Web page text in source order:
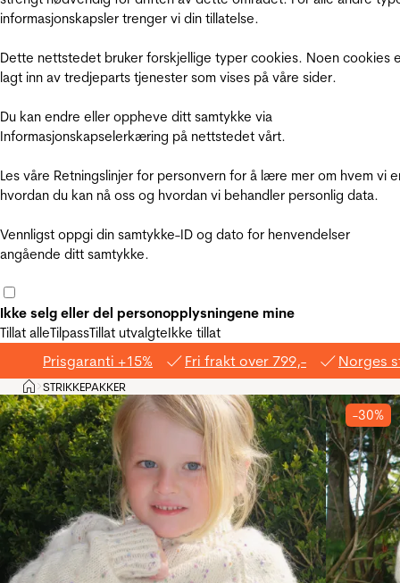
informasjonskapsler trenger vi din tillatelse.
Dette nettstedet bruker forskjellige typer cookies. Noen cookies
lagt inn av tredjeparts tjenester som vises på våre sider.
Du kan endre eller oppheve ditt samtykke via
Informasjonskapselerkæring på nettstedet vårt.
Les våre Retningslinjer for personvern for å lære mer om hvem vi
hvordan du kan nå oss og hvordan vi behandler personlig data.
Vennligst oppgi din samtykke-ID og dato for henvendelser
angående ditt samtykke.
Ikke selg eller del personopplysningene mine
Tillat alleTilpassTillat utvalgteIkke tillat
Prisgaranti +15% Fri frakt over 799,- Norges
Hjem
>STRIKKEPAKKER
-30%